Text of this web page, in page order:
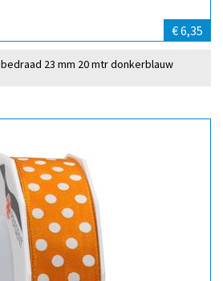
€ 6,35
23 mm 20 mtr donkerblauw